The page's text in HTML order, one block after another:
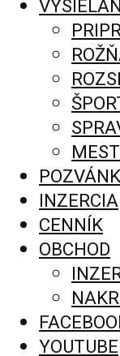
INZERCIA
CENNÍK
OBCHOD
YOUTUBE